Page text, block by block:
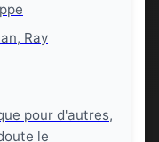
Ray
pour d'autres,
le